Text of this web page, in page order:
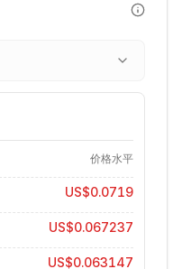
价格水平
US$0.0719
US$0.067237
US$0.063147